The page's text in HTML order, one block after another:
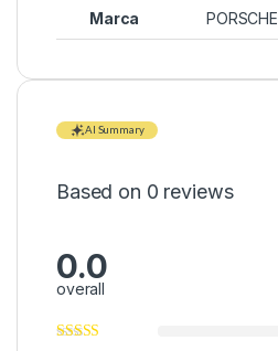
Marca PORSCHE
AI Summary
Based on 0 reviews
0.0
overall